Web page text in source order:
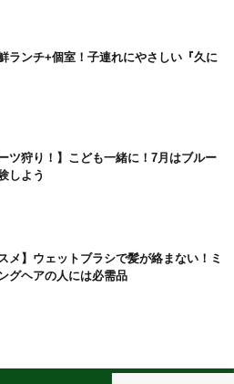
ランチ+個室！子連れにやさしい『久に
ツ狩り！】こども一緒に！7月はブルー
しよう
メ】ウェットブラシで髪が絡まない！ミ
グヘアの人には必需品